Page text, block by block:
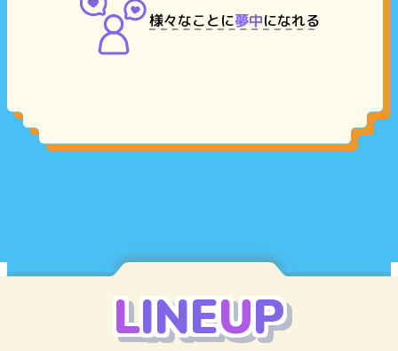
様々なことに夢中になれる
LINEUP